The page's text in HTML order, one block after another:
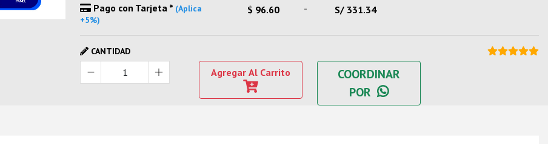
Pago con Tarjeta * (Aplica
+5%)
$ 96.60 - S/ 331.34
CANTIDAD
Agregar Al Carrito
COORDINAR
POR